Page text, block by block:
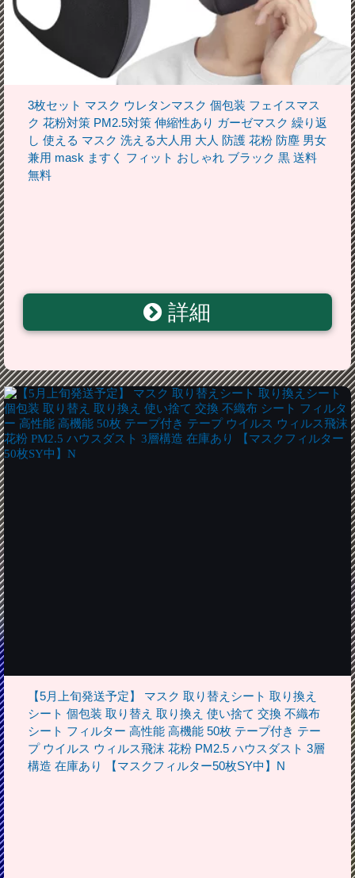
3枚セット マスク ウレタンマスク 個包装 フェイスマス
ク 花粉対策 PM2.5対策 伸縮性あり ガーゼマスク 繰り返
し 使える マスク 洗える大人用 大人 防護 花粉 防塵 男女
兼用 mask ますく フィット おしゃれ ブラック 黒 送料
無料
詳細
【5月上旬発送予定】 マスク 取り替えシート 取り換え
シート 個包装 取り替え 取り換え 使い捨て 交換 不織布
シート フィルター 高性能 高機能 50枚 テープ付き テー
プ ウイルス ウィルス飛沫 花粉 PM2.5 ハウスダスト 3層
構造 在庫あり 【マスクフィルター50枚SY中】N